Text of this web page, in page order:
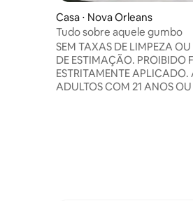
Casa ⋅ Nova Orleans
Tudo sobre aquele gumbo
SEM TAXAS DE LIMPEZA
DE ESTIMAÇÃO. PROIBIDO
ESTRITAMENTE APLICADO.
ADULTOS COM 21 ANOS
Qualquer pessoa que fizer
nesta propriedade terá que